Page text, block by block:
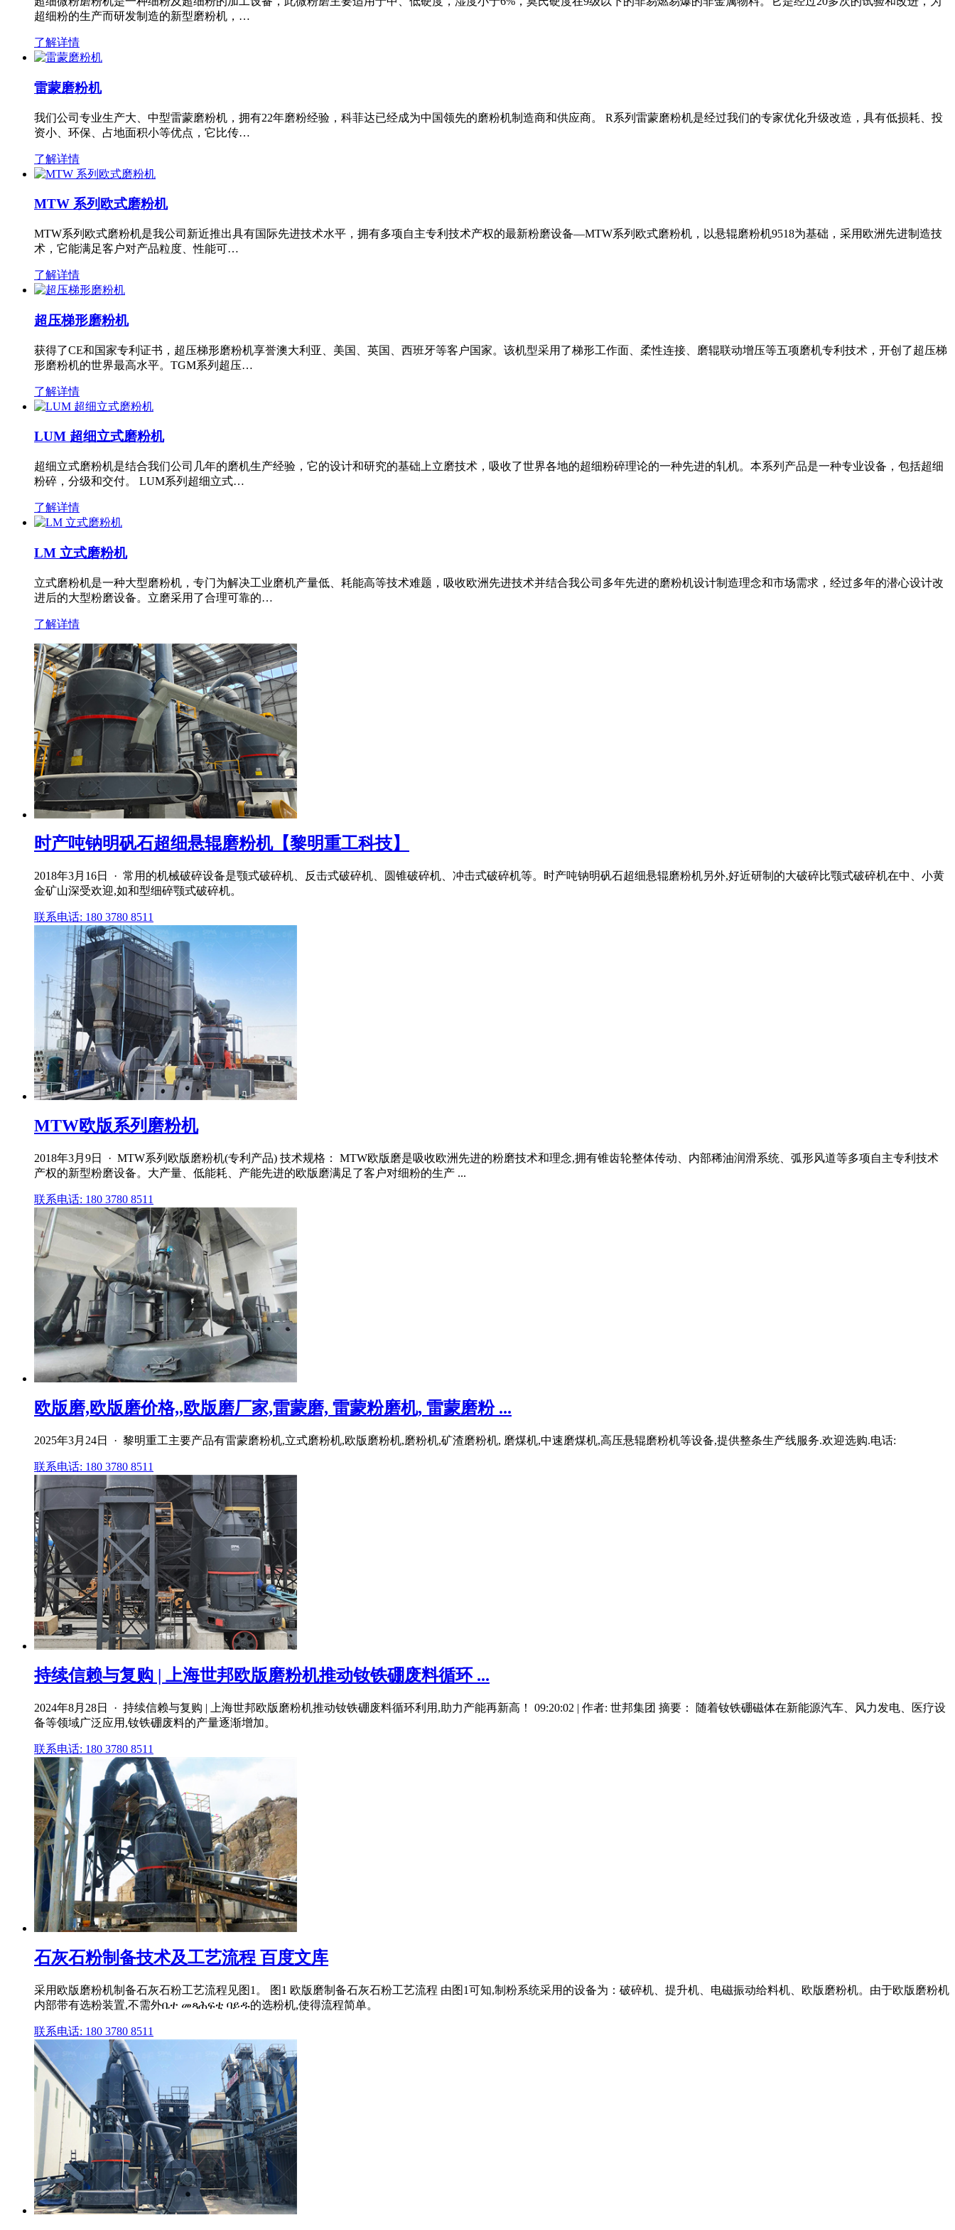
超细粉的生产而研发制造的新型磨粉机，…
了解详情
雷蒙磨粉机
我们公司专业生产大、中型雷蒙磨粉机，拥有22年磨粉经验，科菲达已经成为中国领先的磨粉机制造商和供应商。 R系列雷蒙磨粉机是经过我们的专家优化升级改造，具有低损耗、投
资小、环保、占地面积小等优点，它比传…
了解详情
MTW 系列欧式磨粉机
MTW系列欧式磨粉机是我公司新近推出具有国际先进技术水平，拥有多项自主专利技术产权的最新粉磨设备—MTW系列欧式磨粉机，以悬辊磨粉机9518为基础，采用欧洲先进制造技
术，它能满足客户对产品粒度、性能可…
了解详情
超压梯形磨粉机
获得了CE和国家专利证书，超压梯形磨粉机享誉澳大利亚、美国、英国、西班牙等客户国家。该机型采用了梯形工作面、柔性连接、磨辊联动增压等五项磨机专利技术，开创了超压梯
形磨粉机的世界最高水平。TGM系列超压…
了解详情
LUM 超细立式磨粉机
超细立式磨粉机是结合我们公司几年的磨机生产经验，它的设计和研究的基础上立磨技术，吸收了世界各地的超细粉碎理论的一种先进的轧机。本系列产品是一种专业设备，包括超细
粉碎，分级和交付。 LUM系列超细立式…
了解详情
LM 立式磨粉机
立式磨粉机是一种大型磨粉机，专门为解决工业磨机产量低、耗能高等技术难题，吸收欧洲先进技术并结合我公司多年先进的磨粉机设计制造理念和市场需求，经过多年的潜心设计改
进后的大型粉磨设备。立磨采用了合理可靠的…
了解详情
时产吨钠明矾石超细悬辊磨粉机【黎明重工科技】
2018年3月16日 · 常用的机械破碎设备是颚式破碎机、反击式破碎机、圆锥破碎机、冲击式破碎机等。时产吨钠明矾石超细悬辊磨粉机另外,好近研制的大破碎比颚式破碎机在中、小黄
金矿山深受欢迎,如和型细碎颚式破碎机。
联系电话: 180 3780 8511
MTW欧版系列磨粉机
2018年3月9日 · MTW系列欧版磨粉机(专利产品) 技术规格： MTW欧版磨是吸收欧洲先进的粉磨技术和理念,拥有锥齿轮整体传动、内部稀油润滑系统、弧形风道等多项自主专利技术
产权的新型粉磨设备。大产量、低能耗、产能先进的欧版磨满足了客户对细粉的生产 ...
联系电话: 180 3780 8511
欧版磨,欧版磨价格,,欧版磨厂家,雷蒙磨, 雷蒙粉磨机, 雷蒙磨粉 ...
2025年3月24日 · 黎明重工主要产品有雷蒙磨粉机,立式磨粉机,欧版磨粉机,磨粉机,矿渣磨粉机, 磨煤机,中速磨煤机,高压悬辊磨粉机等设备,提供整条生产线服务.欢迎选购.电话:
联系电话: 180 3780 8511
持续信赖与复购 | 上海世邦欧版磨粉机推动钕铁硼废料循环 ...
2024年8月28日 · 持续信赖与复购 | 上海世邦欧版磨粉机推动钕铁硼废料循环利用,助力产能再新高！ 09:20:02 | 作者: 世邦集团 摘要： 随着钕铁硼磁体在新能源汽车、风力发电、医疗设
备等领域广泛应用,钕铁硼废料的产量逐渐增加。
联系电话: 180 3780 8511
石灰石粉制备技术及工艺流程 百度文库
采用欧版磨粉机制备石灰石粉工艺流程见图1。 图1 欧版磨制备石灰石粉工艺流程 由图1可知,制粉系统采用的设备为：破碎机、提升机、电磁振动给料机、欧版磨粉机。由于欧版磨粉机
内部带有选粉装置,不需外ቤተ መጻሕፍቲ ባይዱ的选粉机,使得流程简单。
联系电话: 180 3780 8511